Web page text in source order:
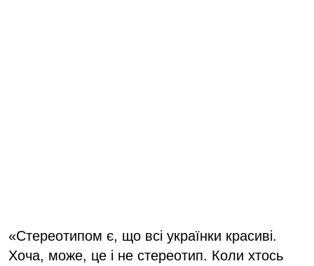
«Стереотипом є, що всі українки красиві.
Хоча, може, це і не стереотип. Коли хтось